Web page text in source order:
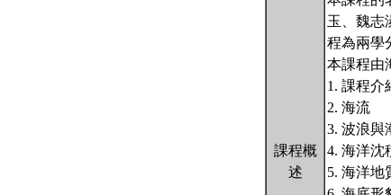
課程概
述
玉、魏志
程為兩學
本課程由
1. 課程介
2. 海流
3. 波浪與
4. 海洋沈
5. 海洋地